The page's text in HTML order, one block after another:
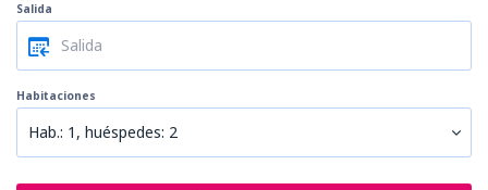
Salida
Habitaciones
Hab.: 1, huéspedes: 2